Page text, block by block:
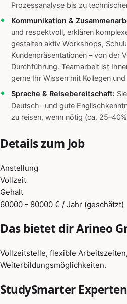
Prozessanalyse bis zu
Kommunikation &
und respektvoll, erklären
gestalten aktiv Workshops,
Kundenpräsentationen – von der
Durchführung. Teamarbeit ist
gerne Ihr Wissen mit Kollegen
Sprache & Reisebereitschaft:
Deutsch- und gute
zu reisen, wenn nötig (ca.
Details zum Job
Anstellung
Vollzeit
Gehalt
60000 - 80000 € / Jahr (geschätzt)
Das bietet dir Arineo
Vollzeitstelle, flexible
Weiterbildungsmöglichkeiten.
StudySmarter